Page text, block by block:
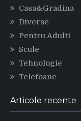
Casa&Gradina
Diverse
Pentru Adulti
Scule
Tehnologie
Telefoane
Articole recente